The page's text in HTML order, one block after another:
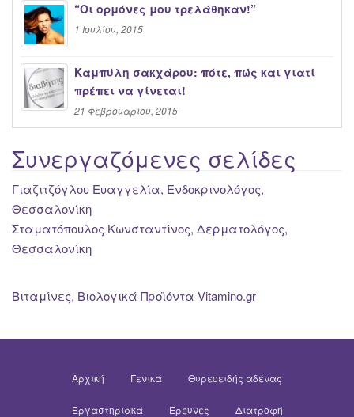
“Oι ορμόνες μου τρελάθηκαν!”
1 Ιουλίου, 2015
Καμπύλη σακχάρου: πότε, πώς και γιατί
πρέπει να γίνεται!
21 Φεβρουαρίου, 2015
Συνεργαζόμενες σελίδες
Γιαζιτζόγλου Ευαγγελία, Ενδοκρινολόγος,
Θεσσαλονίκη
Σταματόπουλος Κωνσταντίνος, Δερματολόγος,
Θεσσαλονίκη
Βιταμίνες, Βιολογικά Προϊόντα Vitamino.gr
Αρχική Γενικά Θυρεοειδής αδένας
Εργαστηριακά Έρευνες Διατροφή